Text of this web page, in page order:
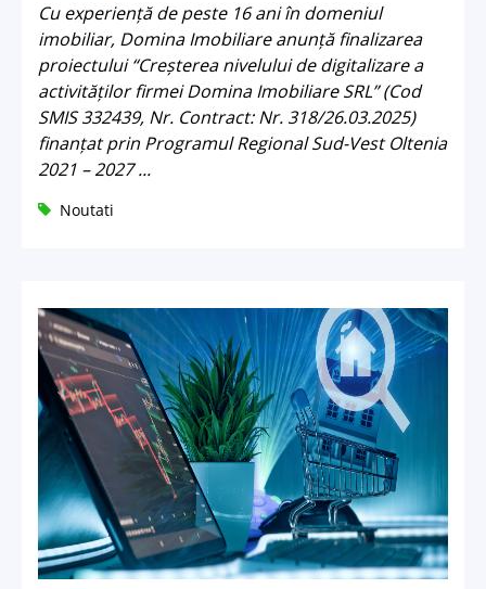
Cu experiență de peste 16 ani în domeniul
imobiliar, Domina Imobiliare anunță finalizarea
proiectului “Creșterea nivelului de digitalizare a
activităților firmei Domina Imobiliare SRL” (Cod
SMIS 332439, Nr. Contract: Nr. 318/26.03.2025)
finanțat prin Programul Regional Sud-Vest Oltenia
2021 – 2027 ...
Noutati